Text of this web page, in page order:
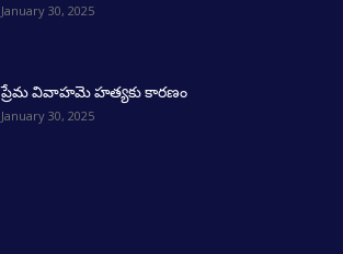
January 30, 2025
ప్రేమ వివాహమె హత్యకు కారణం
January 30, 2025